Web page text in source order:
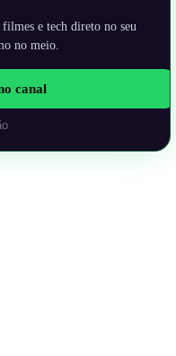
e tech direto no seu
no meio.
canal